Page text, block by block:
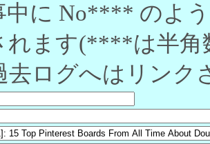
中に No**** のよ
れます(****は半角
去ログへはリンク